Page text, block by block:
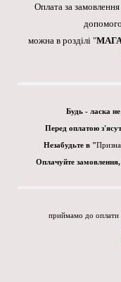
Оплата за
можна в розділі "
Будь - ласка не
Перед оплатою
Незабудьте в "
Оплачуйте
приймамо до оплати